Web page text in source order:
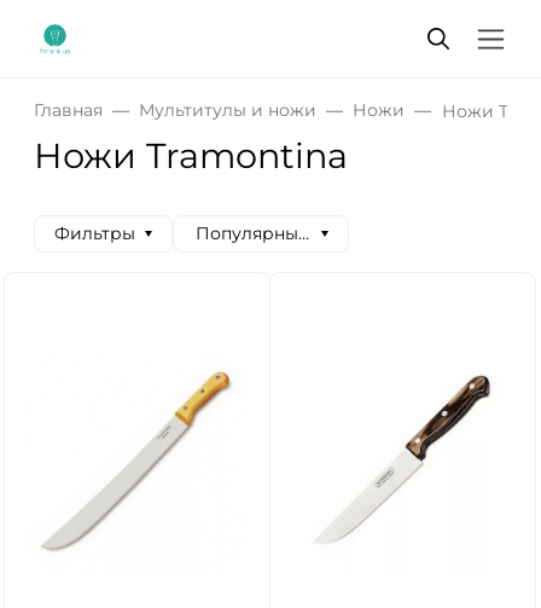
Главная Мультитулы и ножи Ножи Ножи
Ножи Tramontina
Фильтры Популярные сначала